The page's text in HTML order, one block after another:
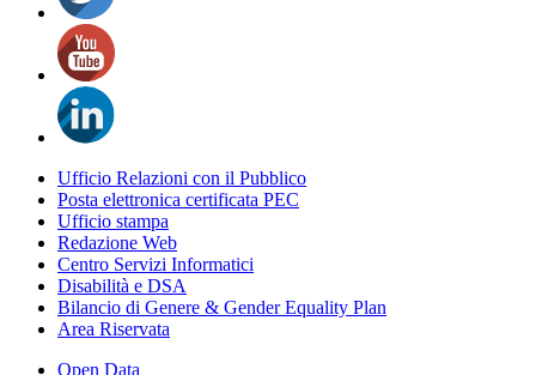
Ufficio Relazioni con il Pubblico
Posta elettronica certificata PEC
Ufficio stampa
Redazione Web
Centro Servizi Informatici
Disabilità e DSA
Bilancio di Genere & Gender Equality Plan
Area Riservata
Open Data